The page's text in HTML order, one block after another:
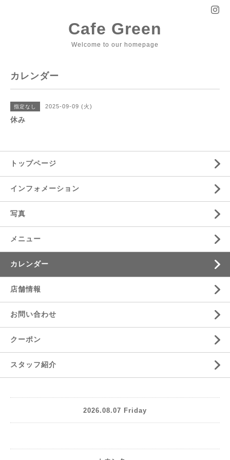
Cafe Green
Welcome to our homepage
カレンダー
指定なし 2025-09-09 (火)
休み
トップページ
インフォメーション
写真
メニュー
カレンダー
店舗情報
お問い合わせ
クーポン
スタッフ紹介
2026.08.07 Friday